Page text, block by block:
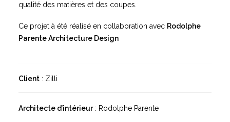
qualité des matières et des coupes.
Ce projet à été réalisé en collaboration avec Rodolphe
Parente Architecture Design
Client : Zilli
Architecte d’intérieur: Rodolphe Parente